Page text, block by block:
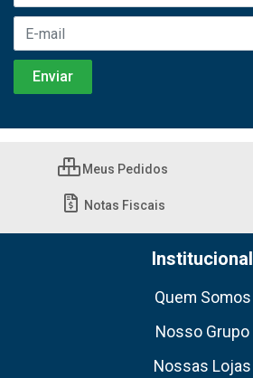
Meus Pedidos
Notas Fiscais
Institucional
Quem Somos
Nosso Grupo
Nossas Lojas